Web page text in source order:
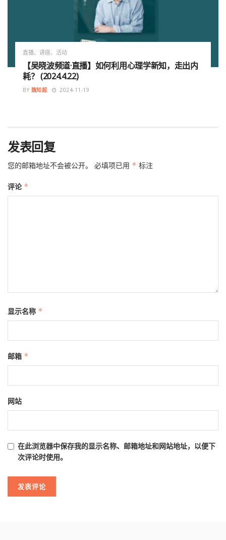
直播、讲座、活动
【吴晓波频道·直播】如何利用心理学新知，走出内
耗？ (2024.4.22)
BY 魏知超 2024-11-19
发表回复
您的邮箱地址不会被公开。 必填项已用 * 标注
评论 *
显示名称 *
邮箱 *
网站
在此浏览器中保存我的显示名称、邮箱地址和网站地址，以便下
次评论时使用。